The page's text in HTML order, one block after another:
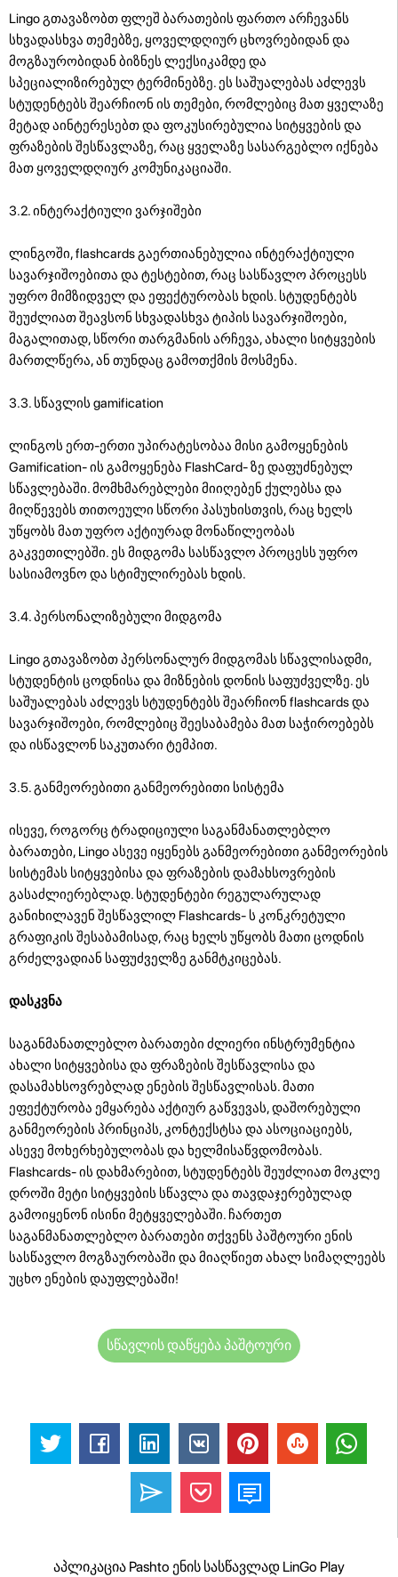
Lingo გთავაზობთ ფლეშ ბარათების ფართო არჩევანს
სხვადასხვა თემებზე, ყოველდღიურ ცხოვრებიდან და
მოგზაურობიდან ბიზნეს ლექსიკამდე და
სპეციალიზირებულ ტერმინებზე. ეს საშუალებას აძლევს
სტუდენტებს შეარჩიონ ის თემები, რომლებიც მათ ყველაზე
მეტად აინტერესებთ და ფოკუსირებულია სიტყვების და
ფრაზების შესწავლაზე, რაც ყველაზე სასარგებლო იქნება
მათ ყოველდღიურ კომუნიკაციაში.
3.2. ინტერაქტიული ვარჯიშები
ლინგოში, flashcards გაერთიანებულია ინტერაქტიული
სავარჯიშოებითა და ტესტებით, რაც სასწავლო პროცესს
უფრო მიმზიდველ და ეფექტურობას ხდის. სტუდენტებს
შეუძლიათ შეავსონ სხვადასხვა ტიპის სავარჯიშოები,
მაგალითად, სწორი თარგმანის არჩევა, ახალი სიტყვების
მართლწერა, ან თუნდაც გამოთქმის მოსმენა.
3.3. სწავლის gamification
ლინგოს ერთ-ერთი უპირატესობაა მისი გამოყენების
Gamification- ის გამოყენება FlashCard- ზე დაფუძნებულ
სწავლებაში. მომხმარებლები მიიღებენ ქულებსა და
მიღწევებს თითოეული სწორი პასუხისთვის, რაც ხელს
უწყობს მათ უფრო აქტიურად მონაწილეობას
გაკვეთილებში. ეს მიდგომა სასწავლო პროცესს უფრო
სასიამოვნო და სტიმულირებას ხდის.
3.4. პერსონალიზებული მიდგომა
Lingo გთავაზობთ პერსონალურ მიდგომას სწავლისადმი,
სტუდენტის ცოდნისა და მიზნების დონის საფუძველზე. ეს
საშუალებას აძლევს სტუდენტებს შეარჩიონ flashcards და
სავარჯიშოები, რომლებიც შეესაბამება მათ საჭიროებებს
და ისწავლონ საკუთარი ტემპით.
3.5. განმეორებითი განმეორებითი სისტემა
ისევე, როგორც ტრადიციული საგანმანათლებლო
ბარათები, Lingo ასევე იყენებს განმეორებითი განმეორების
სისტემას სიტყვებისა და ფრაზების დამახსოვრების
გასაძლიერებლად. სტუდენტები რეგულარულად
განიხილავენ შესწავლილ Flashcards- ს კონკრეტული
გრაფიკის შესაბამისად, რაც ხელს უწყობს მათი ცოდნის
გრძელვადიან საფუძველზე განმტკიცებას.
დასკვნა
საგანმანათლებლო ბარათები ძლიერი ინსტრუმენტია
ახალი სიტყვებისა და ფრაზების შესწავლისა და
დასამახსოვრებლად ენების შესწავლისას. მათი
ეფექტურობა ემყარება აქტიურ გაწვევას, დაშორებული
განმეორების პრინციპს, კონტექსტსა და ასოციაციებს,
ასევე მოხერხებულობას და ხელმისაწვდომობას.
Flashcards- ის დახმარებით, სტუდენტებს შეუძლიათ მოკლე
დროში მეტი სიტყვების სწავლა და თავდაჯერებულად
გამოიყენონ ისინი მეტყველებაში. ჩართეთ
საგანმანათლებლო ბარათები თქვენს პაშტოური ენის
სასწავლო მოგზაურობაში და მიაღწიეთ ახალ სიმაღლეებს
უცხო ენების დაუფლებაში!
სწავლის დაწყება პაშტოური
აპლიკაცია Pashto ენის სასწავლად LinGo Play